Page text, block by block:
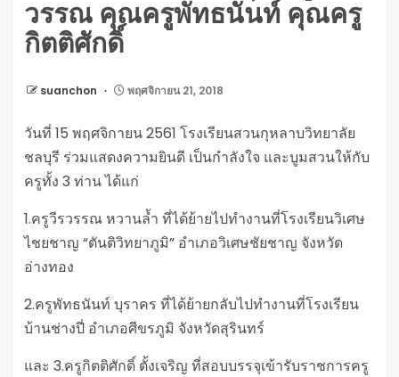
วรรณ คุณครูพัทธนันท์ คุณครู
กิตติศักดิ์
suanchon พฤศจิกายน 21, 2018
วันที่ 15 พฤศจิกายน 2561 โรงเรียนสวนกุหลาบวิทยาลัย
ชลบุรี ร่วมแสดงความยินดี เป็นกำลังใจ และบูมสวนให้กับ
ครูทั้ง 3 ท่าน ได้แก่
1.ครูวีรวรรณ หวานล้ำ ที่ได้ย้ายไปทำงานที่โรงเรียนวิเศษ
ไชยชาญ “ตันติวิทยาภูมิ” อำเภอวิเศษชัยชาญ จังหวัด
อ่างทอง
2.ครูพัทธนันท์ บุราคร ที่ได้ย้ายกลับไปทำงานที่โรงเรียน
บ้านช่างปี่ อำเภอศีขรภูมิ จังหวัดสุรินทร์
และ 3.ครูกิตติศักดิ์ ตั้งเจริญ ที่สอบบรรจุเข้ารับราชการครู